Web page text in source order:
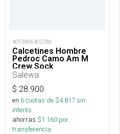
4053866402286
Calcetines Hombre
Pedroc Camo Am M
Crew Sock
Salewa
$ 28.900
en 6cuotas de $4.817sin
interés
ahorras $1.160 por
transferencia.